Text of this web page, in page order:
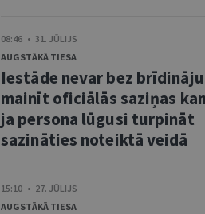
08:46 • 31. JŪLIJS
AUGSTĀKĀ TIESA
Iestāde nevar bez
mainīt oficiālās saziņas
ja persona lūgusi turpināt
sazināties noteiktā veidā
15:10 • 27. JŪLIJS
AUGSTĀKĀ TIESA